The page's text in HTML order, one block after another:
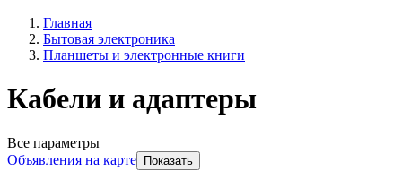
Главная
Бытовая электроника
Планшеты и электронные книги
Кабели и адаптеры
Все параметры
Объявления на карте